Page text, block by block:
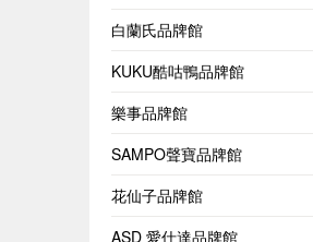
白蘭氏品牌館
KUKU酷咕鴨品牌館
樂事品牌館
SAMPO聲寶品牌館
花仙子品牌館
ASD 愛仕達品牌館